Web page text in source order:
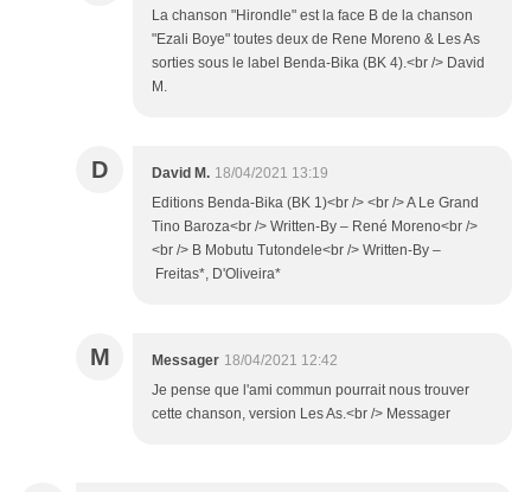
La chanson "Hirondle" est la face B de la chanson
"Ezali Boye" toutes deux de Rene Moreno & Les As
sorties sous le label Benda-Bika (BK 4).<br /> David
M.
D David M. 18/04/2021 13:19
Editions Benda-Bika (BK 1)<br /> <br /> A Le Grand
Tino Baroza<br /> Written-By – René Moreno<br />
<br /> B Mobutu Tutondele<br /> Written-By –
Freitas*, D'Oliveira*
M Messager 18/04/2021 12:42
Je pense que l'ami commun pourrait nous trouver
cette chanson, version Les As.<br /> Messager